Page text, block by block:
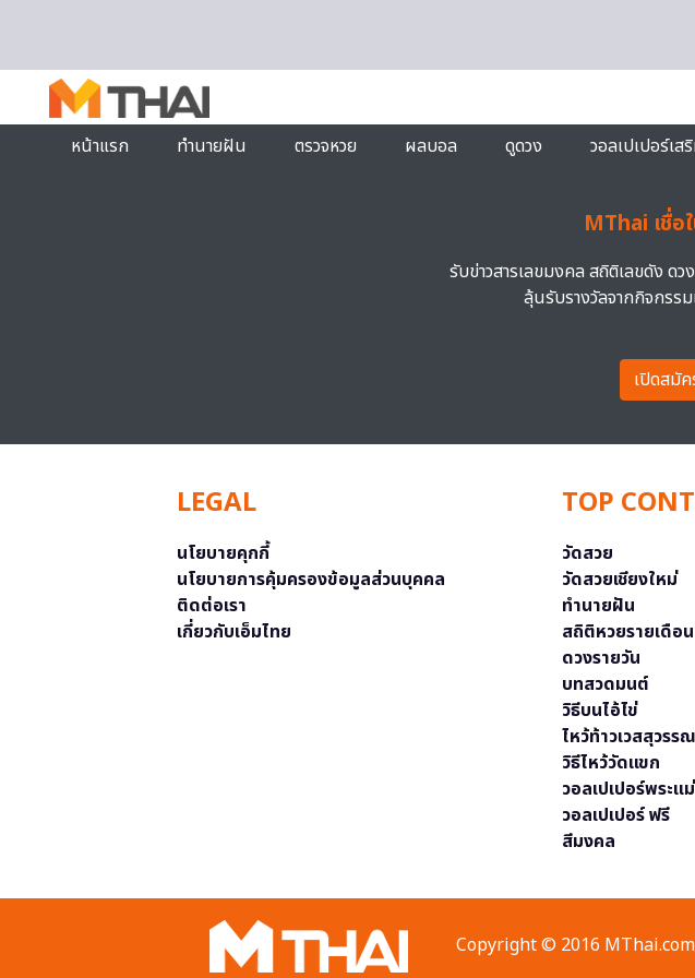
หน้าแรก
ทำนายฝัน ตรวจหวย ผลบอล ดูดวง วอลเปเปอร์เส
MThai เชื่อ
รับข่าวสารเลขมงคล สถิติเลขดัง ด
ลุ้นรับรางวัลจากกิจกรร
เปิดสมั
LEGAL
นโยบายคุกกี้
นโยบายการคุ้มครองข้อมูลส่วนบุคคล
ติดต่อเรา
เกี่ยวกับเอ็มไทย
TOP
วัดสวย
วัดสวยเชียงใหม่
ทำนายฝัน
สถิติหวยรายเดือน
ดวงรายวัน
บทสวดมนต์
วิธีบนไอ้ไข่
ไหว้ท้าวเวสสุวรรณ
วิธีไหว้วัดแขก
วอลเปเปอร์พระ
วอลเปเปอร์ ฟรี
สีมงคล
Copyright © 2016 MThai.com